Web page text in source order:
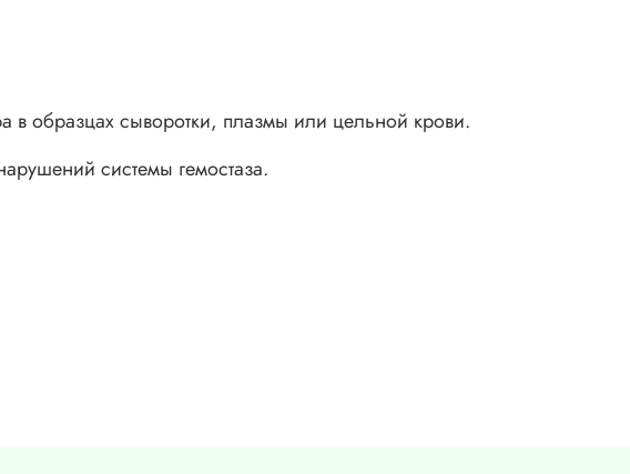
в образцах сыворотки, плазмы или цельной крови.
системы гемостаза.